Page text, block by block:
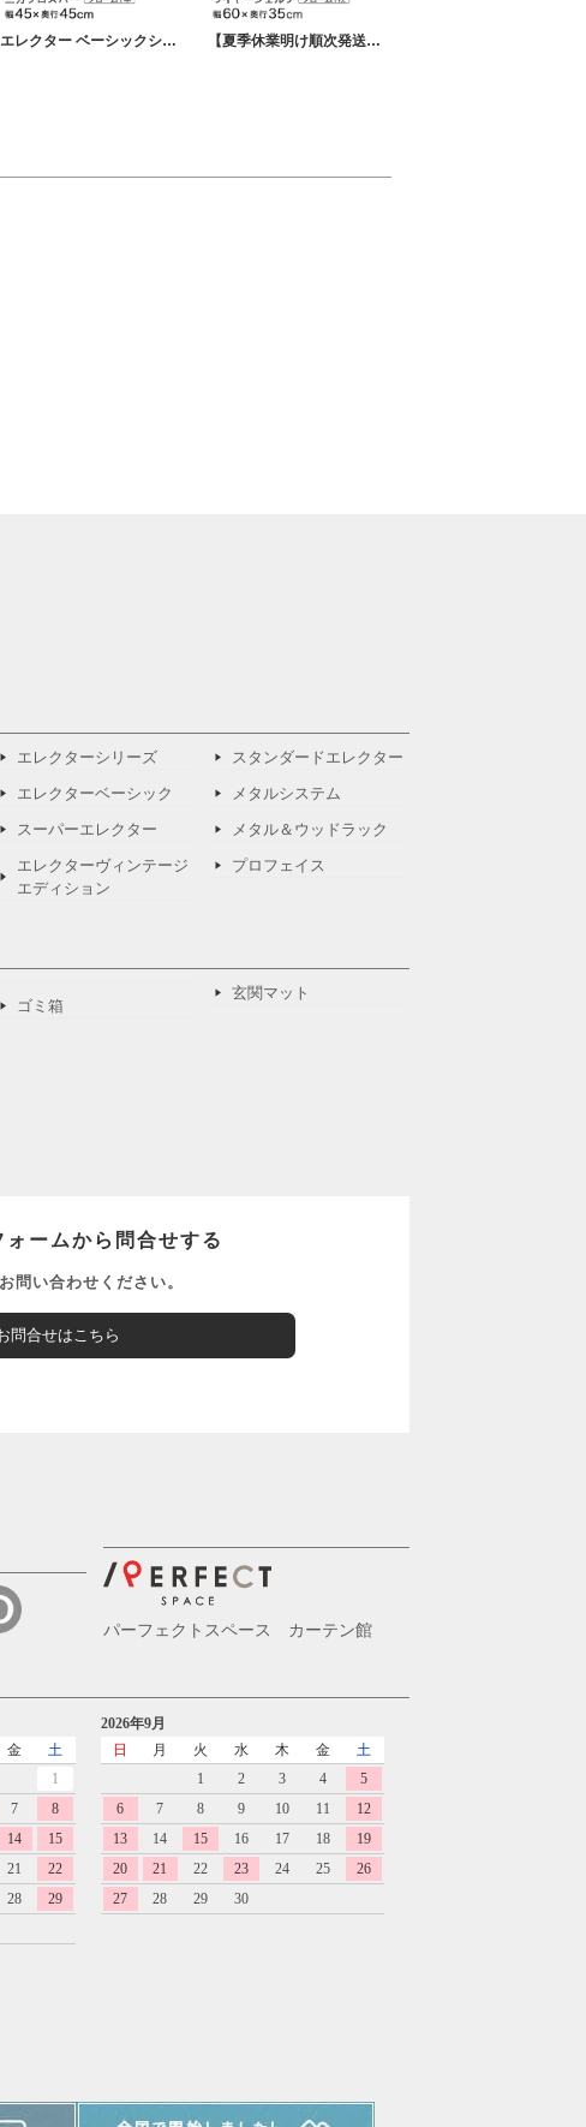
エレクター ベーシックシリーズ 三方クロスバー クローム 幅45×奥行45cm B1818TWC パーツ 【夏季休業明け順次発送】 エレクター ベーシックシリーズ ワイヤーシェルフ クローム 幅60×奥行35cm B1424C1 パーツ